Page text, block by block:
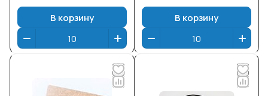
В корзину В корзину